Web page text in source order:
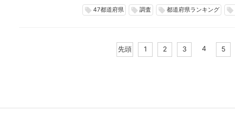
local_offer 47都道府県 local_offer 調査 local_offer 都道府県ランキング local_offer
先頭 1 2 3 4 5